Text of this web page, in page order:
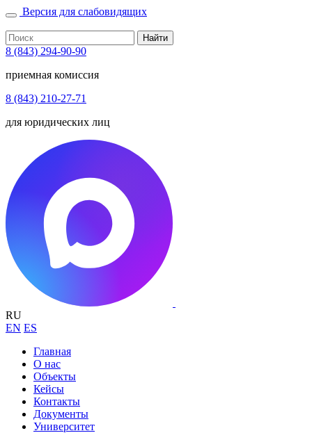
Версия для слабовидящих
Найти
8 (843) 294-90-90
приемная комиссия
8 (843) 210-27-71
для юридических лиц
RU
EN ES
Главная
О нас
Объекты
Кейсы
Контакты
Документы
Университет